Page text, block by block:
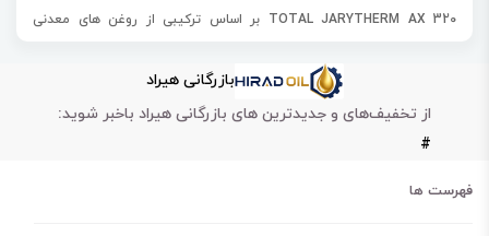
TOTAL JARYTHERM AX 320 بر اساس ترکیبی از روغن های معدنی
وظیفه اصلی روغن انتقال حرارت توتال TOTAL JARYTHERM AX 320
کاهش دما در سیستم های حرارتی می باشد. روغن انتقال حرارت توتال
بازرگانی هیراد
از تخفیف‌های و جدیدترین های بازرگانی هیراد باخبر شوید:
#
فهرست ها